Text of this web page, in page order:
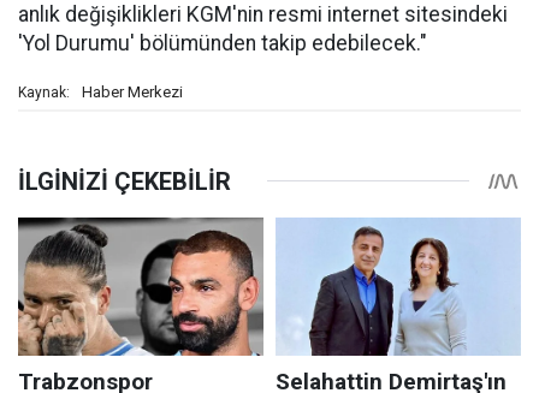
anlık değişiklikleri KGM'nin resmi internet sitesindeki
'Yol Durumu' bölümünden takip edebilecek."
Kaynak: Haber Merkezi